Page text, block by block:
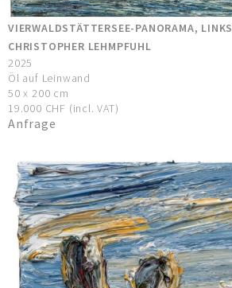
VIERWALDSTÄTTERSEE-PANORAMA, LINKS
CHRISTOPHER LEHMPFUHL
2025
Öl auf Leinwand
50 x 200 cm
19.000 CHF (incl. VAT)
Anfrage